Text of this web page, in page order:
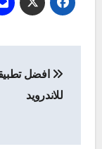
المقالات
افضل
للاندرويد